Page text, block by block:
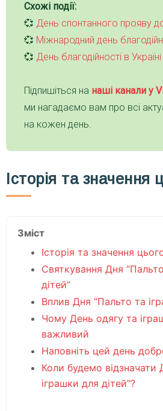
Схожі події:
💞 День спонтанного прояву
💞 Міжнародний день
💞 День благодійності в Україні
Підпишіться на наші канали у
ми нагадаємо вам про всі
на кожен день.
Історія та значення
Зміст
Історія та значення
Святкування Дня
дітей”
Вплив Дня “Пальто та
Чому День одягу та
важливий
Наповніть цей день
Коли будемо відзначати
іграшки для дітей”?